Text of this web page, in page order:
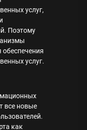
услуг,
Поэтому
обеспечения
услуг.
все новые
как